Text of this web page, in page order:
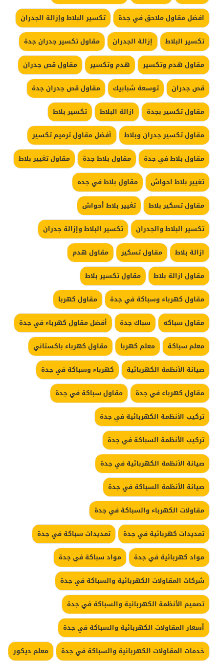
افضل مقاول ملاحق في جدة
تكسير البلاط وإزالة الجدران
تكسير البلاط
إزالة الجدران
مقاول تكسير جدران جدة
مقاول هدم وتكسير
هدم وتكسير
مقاول قص جدران
قص جدران
توسعة شبابيك
مقاول قص جدران جدة
مقاول تكسير بجدة
ازالة البلاط
تكسير بلاط
مقاول تكسير جدران وبلاط
أفضل مقاول ترميم تكسير
مقاول بلاط في جدة
مقاول بلاط جدة
مقاول تغيير بلاط
تغيير بلاط احواش
مقاول بلاط في جده
مقاول تسكير بلاط
تغيير بلاط أحواش
تكسير البلاط والجدران
تكسير البلاط وإزالة جدران
ازالة بلاط
مقاول تسكير
مقاول هدم
مقاول ازالة بلاط
مقاول تكسير بلاط
مقاول كهرباء وسباكة في جدة
مقاول كهربا
مقاول سباكه
سباك جدة
أفضل مقاول كهرباء في جدة
معلم سباكة
معلم كهربا
مقاول كهرباء باكستاني
صيانة الأنظمة الكهربائية
كهرباء وسباكة في جدة
مقاول كهرباء في جدة
مقاول سباكة في جدة
تركيب الأنظمة الكهربائية في جدة
تركيب الأنظمة السباكة في جدة
صيانة الأنظمة الكهربائية في جدة
صيانة الأنظمة السباكة في جدة
مقاولات الكهرباء والسباكة في جدة
تمديدات كهربائية في جدة
تمديدات سباكة في جدة
مواد كهربائية في جدة
مواد سباكة في جدة
شركات المقاولات الكهربائية والسباكة في جدة
تصميم الأنظمة الكهربائية والسباكة في جدة
أسعار المقاولات الكهربائية والسباكة في جدة
خدمات المقاولات الكهربائية والسباكة في جدة
معلم ديكور